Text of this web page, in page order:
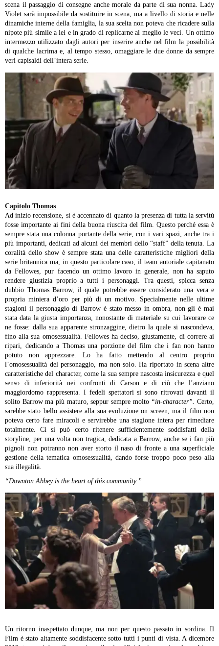
scena il passaggio di consegne anche morale da parte di sua nonna. Lady
Violet sarà impossibile da sostituire in scena, ma a livello di storia e nelle
dinamiche interne della famiglia, la sua scelta non poteva che ricadere sulla
nipote più simile a lei e in grado di replicarne al meglio le veci. Un ottimo
intermezzo utilizzato dagli autori per inserire anche nel film la possibilità
di qualche lacrima e, al tempo stesso, omaggiare le due donne da sempre
veri capisaldi dell’intera serie.
Capitolo Thomas
Ad inizio recensione, si è accennato di quanto la presenza di tutta la servitù
fosse importante ai fini della buona riuscita del film. Questo perché essa è
sempre stata una colonna portante della serie, con i vari spazi, anche tra i
più importanti, dedicati ad alcuni dei membri dello “staff” della tenuta. La
coralità dello show è sempre stata una delle caratteristiche migliori della
serie britannica ma, in questo particolare caso, il team autoriale capitanato
da Fellowes, pur facendo un ottimo lavoro in generale, non ha saputo
rendere giustizia proprio a tutti i personaggi.
Tra questi, spicca senza
dubbio Thomas Barrow, il quale potrebbe essere considerato una vera e
propria miniera d’oro per più di un motivo. Specialmente nelle ultime
stagioni il personaggio di Barrow è stato messo in ombra, non gli è mai
stata data la giusta importanza, nonostante di materiale su cui lavorare ce
ne fosse: dalla sua apparente stronzaggine, dietro la quale si nascondeva,
fino alla sua omosessualità. Fellowes ha deciso, giustamente, di correre ai
ripari, dedicando a Thomas una porzione del film che i fan non hanno
potuto non apprezzare. Lo ha fatto mettendo al centro proprio
l’omosessualità del personaggio, ma non solo. Ha riportato in scena altre
caratteristiche del character, come la sua sempre nascosta insicurezza e quel
senso di inferiorità nei confronti di Carson e di ciò che l’anziano
maggiordomo rappresenta. I fedeli spettatori si sono ritrovati davanti il
solito Barrow ma più maturo, seppur sempre molto “in-character”.
Certo,
sarebbe stato bello assistere alla sua evoluzione on screen, ma il film non
poteva certo fare miracoli e servirebbe una stagione intera per rimediare
totalmente. Ci si può certo ritenere sufficientemente soddisfatti della
storyline, per una volta non tragica, dedicata a Barrow, anche se i fan più
pignoli non potranno non aver storto il naso di fronte a una superficiale
gestione della tematica omosessualità, dando forse troppo poco peso alla
sua illegalità.
“Downton Abbey is the heart of this community.”
Un ritorno inaspettato dunque, ma non per questo passato in sordina. Il
Film è stato altamente soddisfacente sotto tutti i punti di vista. A dicembre